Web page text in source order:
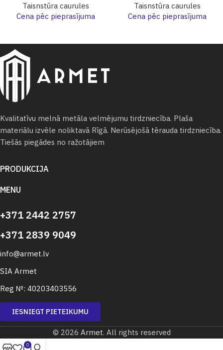
Taisnstūra caurules
Cena pēc pieprasījuma
Taisnstūra caurules
Cena pēc pieprasījuma
Kvalitatīvu melnā metāla velmējumu tirdzniecība. Plaša
materiālu izvēle noliktavā Rīgā. Nerūsējošā tērauda tirdzniecība.
Tiešās piegādes no ražotājiem
PRODUKCIJA
MENU
+371 2442 2757
+371 2839 9049
info@armet.lv
SIA Armet
Reg №: 40203403556
IESNIEGT PIETEIKUMU
© 2026 Armet. All rights reserved
0